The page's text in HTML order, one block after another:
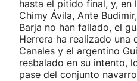
hasta el pitido final, y, en
Chimy Ávila, Ante
Barja no han fallado, el
Herrera ha realizado una
Canales y el argentino
resbalado en su intento,
pase del conjunto